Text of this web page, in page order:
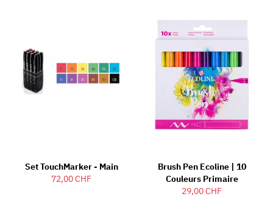
Set TouchMarker - Main
72,00 CHF
Brush Pen Ecoline | 10
Couleurs Primaire
29,00 CHF